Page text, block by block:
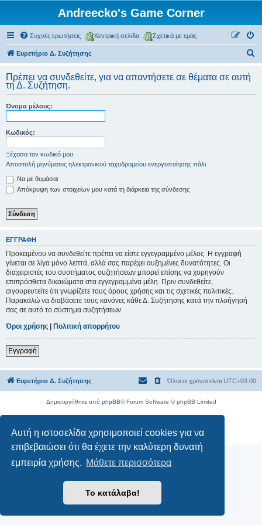
Αυτή η ιστοσελίδα χρησιμοποιεί cookies για να
επιβεβαιώσει ότι θα έχετε την καλύτερη δυνατή
εμπειρία χρήσης. Μάθετε περισσότερα
Το κατάλαβα!
Andreecko's Game Corner
Συχνές ερωτήσεις Κεντρική σελίδα Σχετικά με εμάς
Ευρετήριο Δ. Συζήτησης
ζ
Πρέπει να συνδεθείτε, για να απαντήσετε σε θέματα σε αυτή
τη Δ. Συζήτηση.
Όνομα μέλους:
Κωδικός:
Ξέχασα τον κωδικό μου
Αποστολή μηνύματος ηλεκτρονικού ταχυδρομείου ενεργοποίησης πάλι
Να με θυμάσαι
Απόκρυψη των στοιχείων μου κατά τη διάρκεια της σύνδεσης
ΕΓΓΡΑΦΉ
Προκειμένου να συνδεθείτε πρέπει να είστε εγγεγραμμένο μέλος. Η εγγραφή
γίνεται σε λίγα μόνο λεπτά, αλλά σας παρέχει αυξημένες δυνατότητες. Οι
διαχειριστές του συστήματος συζητήσεων μπορεί επίσης να χορηγούν
επιπρόσθετα δικαιώματα στα εγγεγραμμένα μέλη. Πριν συνδεθείτε,
σιγουρευτείτε ότι γνωρίζετε τους όρους χρήσης και τις σχετικές πολιτικές.
Παρακαλώ να διαβάσετε τους κανόνες κάθε Δ. Συζήτησης κατά την πλοήγησή
σας σε αυτό το σύστημα συζητήσεων.
Όροι χρήσης | Πολιτική απορρήτου
Εγγραφή
Ευρετήριο Δ. Συζήτησης Όλοι οι χρόνοι είναι UTC+03:00
Δημιουργήθηκε από phpBB® Forum Software © phpBB Limited
Απόρρητο | Όροι